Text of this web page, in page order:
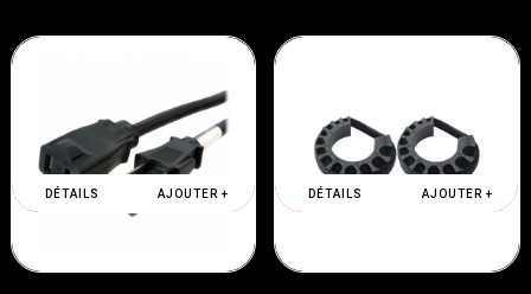
DÉTAILS AJOUTER + DÉTAILS AJOUTER +